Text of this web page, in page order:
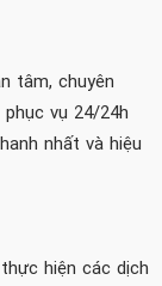
tâm, chuyên
vụ 24/24h
nhất và hiệu
hiện các dịch